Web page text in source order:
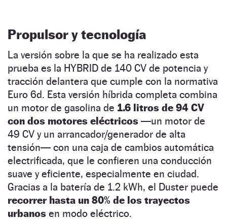
Propulsor y tecnología
La versión sobre la que se ha realizado esta
prueba es la HYBRID de 140 CV de potencia y
tracción delantera que cumple con la normativa
Euro 6d. Esta versión híbrida completa combina
un motor de gasolina de 1.6 litros de 94 CV
con dos motores eléctricos —un motor de
49 CV y ​​un arrancador/generador de alta
tensión— con una caja de cambios automática
electrificada, que le confieren una conducción
suave y eficiente, especialmente en ciudad.
Gracias a la batería de 1.2 kWh, el Duster puede
recorrer hasta un 80% de los trayectos
urbanos en modo eléctrico.